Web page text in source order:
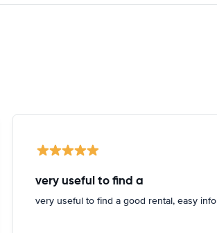
very useful to find a
very useful to find a good rental, easy info